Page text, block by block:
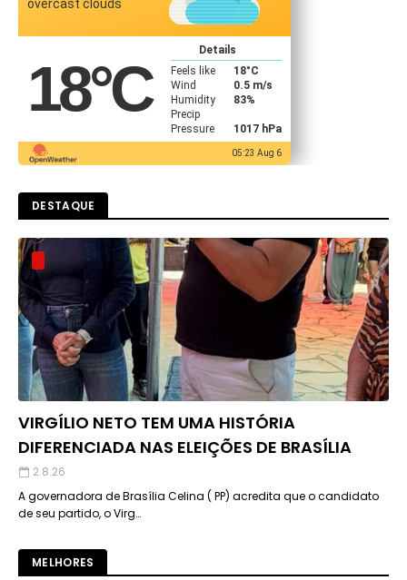
overcast clouds
18°C
Details
Feels like
18°C
Wind
0.5 m/s
Humidity
83%
Precip
Pressure
1017 hPa
05:23 Aug 6
DESTAQUE
VIRGÍLIO NETO TEM UMA HISTÓRIA
DIFERENCIADA NAS ELEIÇÕES DE BRASÍLIA
2.8.26
A governadora de Brasília Celina ( PP) acredita que o candidato
de seu partido, o Virg…
MELHORES